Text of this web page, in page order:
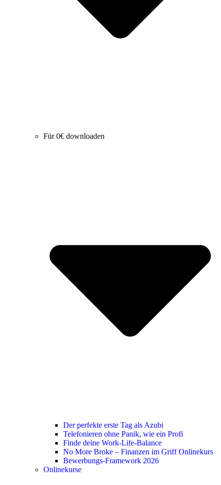
Für 0€ downloaden
Der perfekte erste Tag als Azubi
Telefonieren ohne Panik, wie ein Profi
Finde deine Work-Life-Balance
No More Broke – Finanzen im Griff Onlinekurs
Bewerbungs-Framework 2026
Onlinekurse